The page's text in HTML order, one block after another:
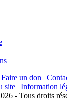
Faire un don |
site| Information
- Tous droits